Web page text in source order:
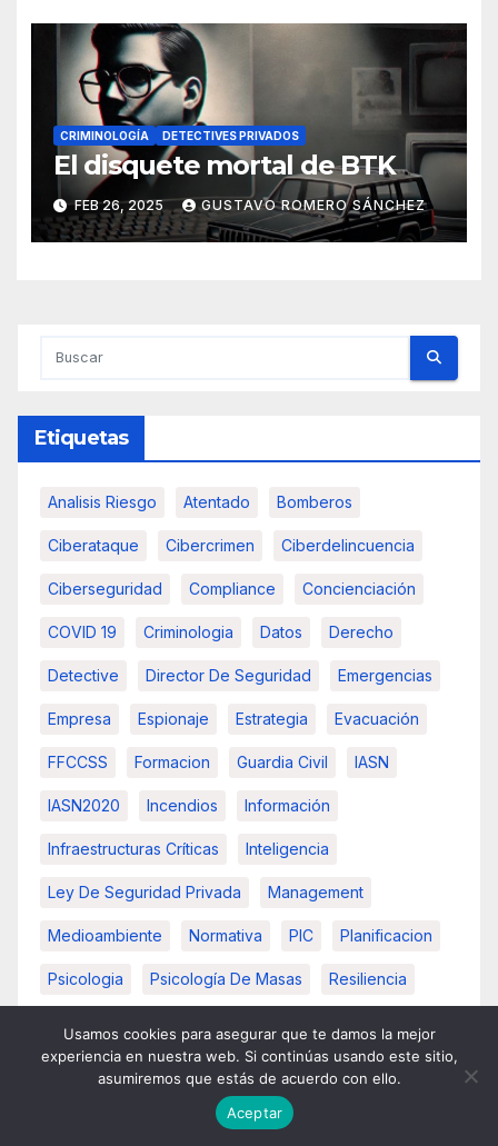
CRIMINOLOGÍA DETECTIVES PRIVADOS
El disquete mortal de BTK
FEB 26, 2025 GUSTAVO ROMERO SÁNCHEZ
Etiquetas
Analisis Riesgo Atentado Bomberos
Ciberataque Cibercrimen Ciberdelincuencia
Ciberseguridad Compliance Concienciación
COVID 19 Criminologia Datos Derecho
Detective Director De Seguridad Emergencias
Empresa Espionaje Estrategia Evacuación
FFCCSS Formacion Guardia Civil IASN
IASN2020 Incendios Información
Infraestructuras Críticas Inteligencia
Ley De Seguridad Privada Management
Medioambiente Normativa PIC Planificacion
Psicologia Psicología De Masas Resiliencia
Seguridad Integral Seguridad Nacional
Terrorismo
Usamos cookies para asegurar que te damos la mejor
experiencia en nuestra web. Si continúas usando este sitio,
asumiremos que estás de acuerdo con ello.
Aceptar